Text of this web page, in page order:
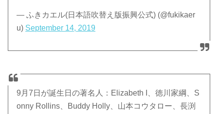
— ふきカエル(日本語吹替え版振興公式) (@fukikaer
u) September 14, 2019
9月7日が誕生日の著名人：Elizabeth I、徳川家綱、S
onny Rollins、Buddy Holly、山本コウタロー、長渕